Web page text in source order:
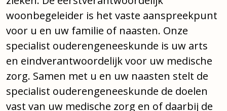
woonbegeleider is het vaste aanspreekpunt
voor u en uw familie of naasten. Onze
specialist ouderengeneeskunde is uw arts
en eindverantwoordelijk voor uw medische
zorg. Samen met u en uw naasten stelt de
specialist ouderengeneeskunde de doelen
vast van uw medische zorg en of daarbij de